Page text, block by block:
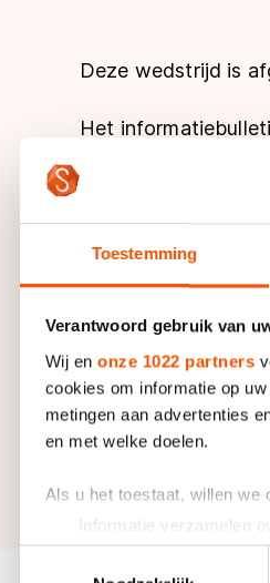
Toestemming
Verantwoord gebruik van
Wij en onze 1022 partners
cookies om informatie op
metingen aan advertenties
en met welke doelen.
Als u het toestaat, willen we
Informatie verzamelen
Uw apparaat
Deze wedstrijd is
Het
Informatie
Deelnemerslijst
Definitieve